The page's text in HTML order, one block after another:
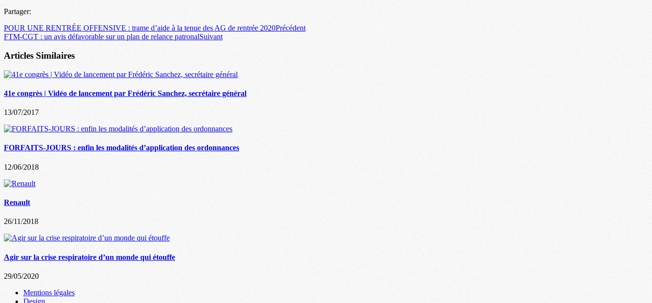
Partager:
POUR UNE RENTRÉE OFFENSIVE : trame d’aide à la tenue des AG de rentrée 2020Précédent
FTM-CGT : un avis défavorable sur un plan de relance patronalSuivant
Articles Similaires
41e congrès | Vidéo de lancement par Frédéric Sanchez, secrétaire général
13/07/2017
FORFAITS-JOURS : enfin les modalités d’application des ordonnances
12/06/2018
Renault
26/11/2018
Agir sur la crise respiratoire d’un monde qui étouffe
29/05/2020
Mentions légales
Design